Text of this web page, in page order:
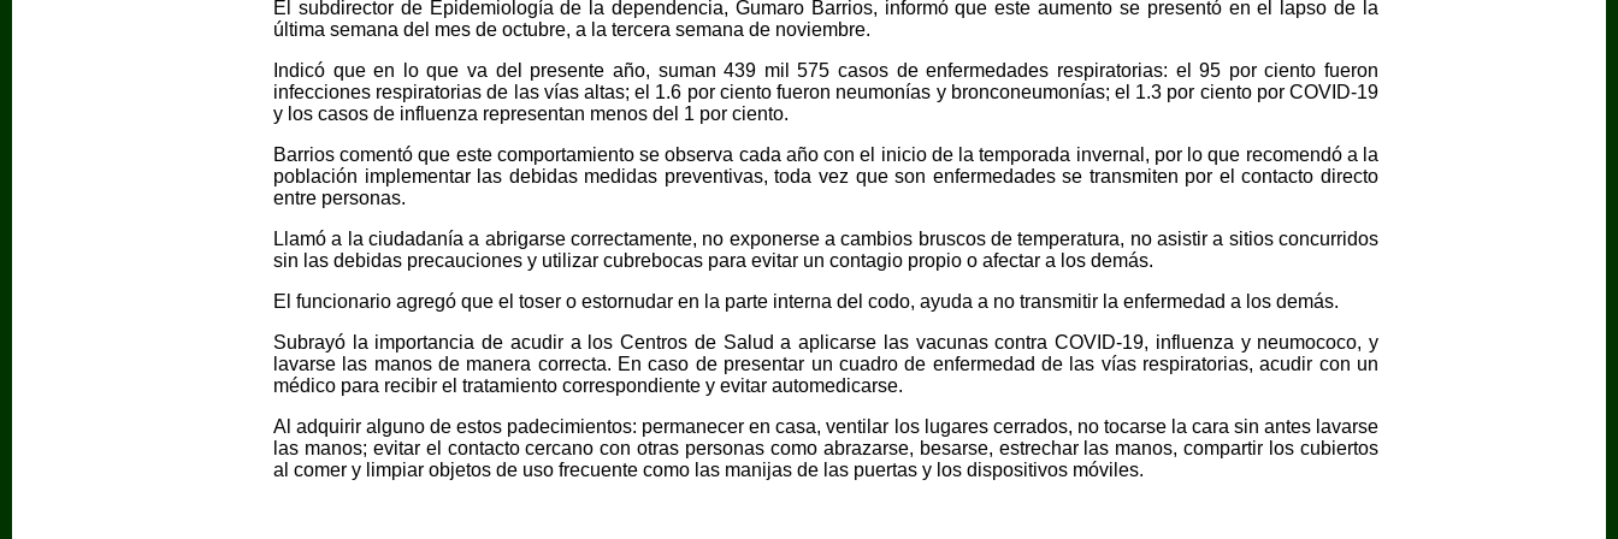
El subdirector de Epidemiología de la dependencia, Gumaro Barrios, informó que este aumento se presentó en el lapso de la
última semana del mes de octubre, a la tercera semana de noviembre.
Indicó que en lo que va del presente año, suman 439 mil 575 casos de enfermedades respiratorias: el 95 por ciento fueron
infecciones respiratorias de las vías altas; el 1.6 por ciento fueron neumonías y bronconeumonías; el 1.3 por ciento por COVID-19
y los casos de influenza representan menos del 1 por ciento.
Barrios comentó que este comportamiento se observa cada año con el inicio de la temporada invernal, por lo que recomendó a la
población implementar las debidas medidas preventivas, toda vez que son enfermedades se transmiten por el contacto directo
entre personas.
Llamó a la ciudadanía a abrigarse correctamente, no exponerse a cambios bruscos de temperatura, no asistir a sitios concurridos
sin las debidas precauciones y utilizar cubrebocas para evitar un contagio propio o afectar a los demás.
El funcionario agregó que el toser o estornudar en la parte interna del codo, ayuda a no transmitir la enfermedad a los demás.
Subrayó la importancia de acudir a los Centros de Salud a aplicarse las vacunas contra COVID-19, influenza y neumococo, y
lavarse las manos de manera correcta. En caso de presentar un cuadro de enfermedad de las vías respiratorias, acudir con un
médico para recibir el tratamiento correspondiente y evitar automedicarse.
Al adquirir alguno de estos padecimientos: permanecer en casa, ventilar los lugares cerrados, no tocarse la cara sin antes lavarse
las manos; evitar el contacto cercano con otras personas como abrazarse, besarse, estrechar las manos, compartir los cubiertos
al comer y limpiar objetos de uso frecuente como las manijas de las puertas y los dispositivos móviles.